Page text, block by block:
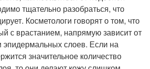
тщательно разобраться, что
Косметологи говорят о том, что
с врастанием, напрямую зависит от
эпидермальных слоев. Если на
значительное количество